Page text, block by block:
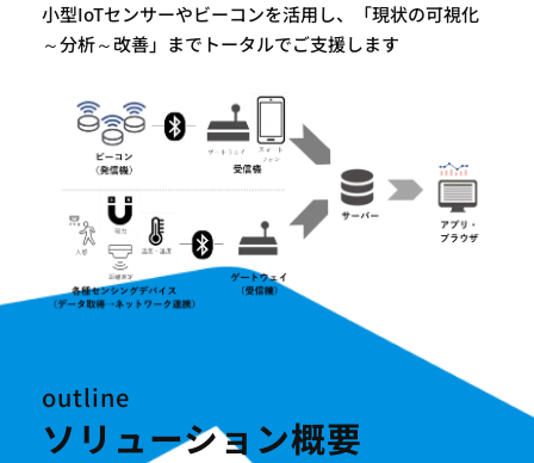
小型IoTセンサーやビーコンを活用し、「現状の可視化
～分析～改善」までトータルでご支援します
outline
ソリューション概要